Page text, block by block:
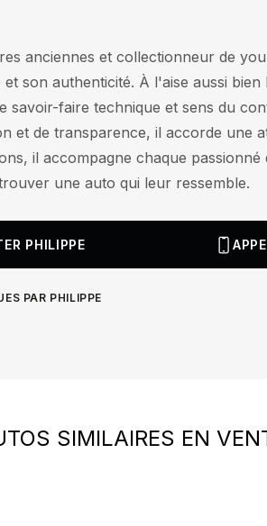
anciennes et collectionneur de
son authenticité. À l'aise aussi
savoir-faire technique et sens du
et de transparence, il accorde une
il accompagne chaque
une auto qui leur ressemble.
PHILIPPE
PAR PHILIPPE
SIMILAIRES EN